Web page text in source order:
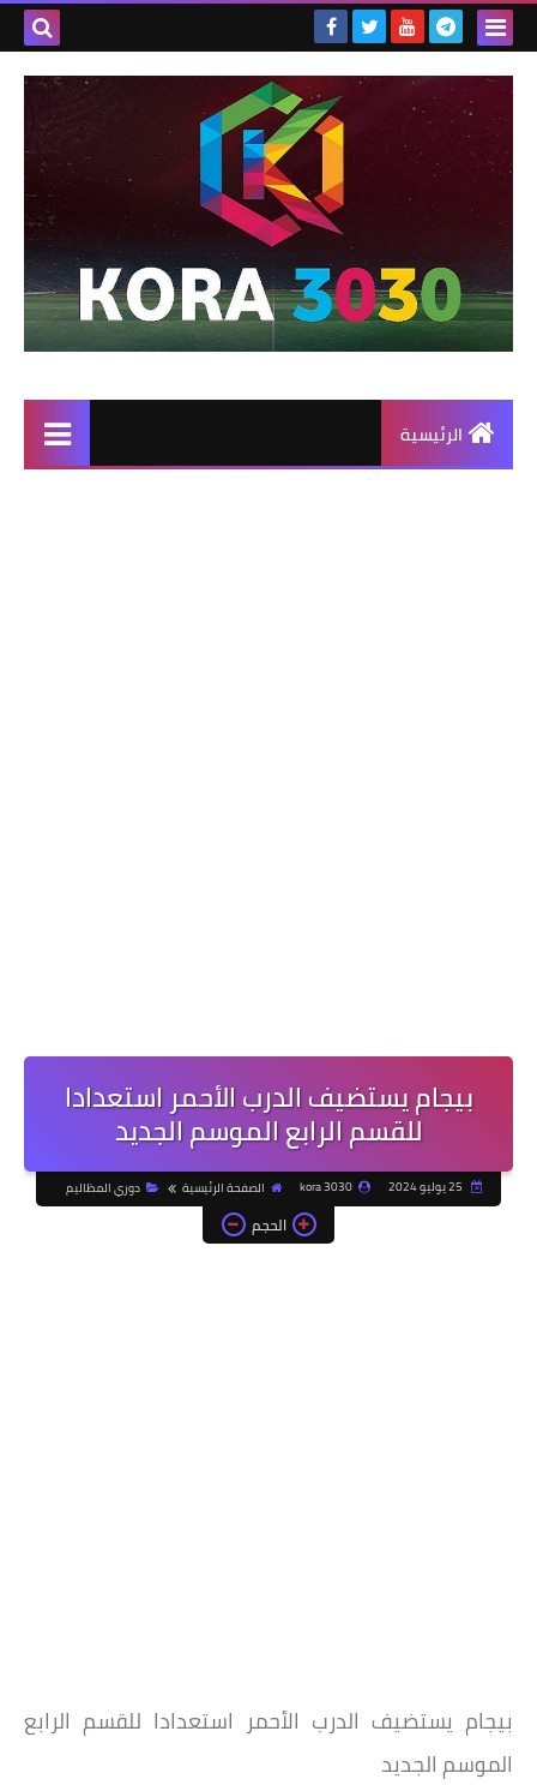
الرئيسية
بيجام يستضيف الدرب الأحمر استعدادا
للقسم الرابع الموسم الجديد
kora 3030 الصفحة الرئيسية دوري المظاليم
الحجم
بيجام يستضيف الدرب الأحمر استعدادا للقسم الرابع
الموسم الجديد